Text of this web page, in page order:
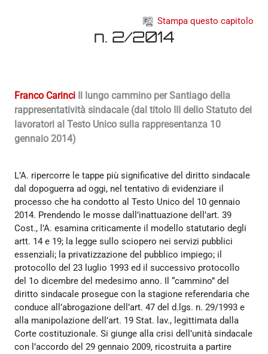
Stampa questo capitolo
n. 2/2014
Franco Carinci Il lungo cammino per Santiago della
rappresentatività sindacale (dal titolo III dello Statuto dei
lavoratori al Testo Unico sulla rappresentanza 10
gennaio 2014)
L’A. ripercorre le tappe più significative del diritto sindacale
dal dopoguerra ad oggi, nel tentativo di evidenziare il
processo che ha condotto al Testo Unico del 10 gennaio
2014. Prendendo le mosse dall’inattuazione dell’art. 39
Cost., l’A. esamina criticamente il modello statutario degli
artt. 14 e 19; la legge sullo sciopero nei servizi pubblici
essenziali; la privatizzazione del pubblico impiego; il
protocollo del 23 luglio 1993 ed il successivo protocollo
del 1o dicembre del medesimo anno. Il “cammino” del
diritto sindacale prosegue con la stagione referendaria che
conduce all’abrogazione dell’art. 47 del d.lgs. n. 29/1993 e
alla manipolazione dell’art. 19 Stat. lav., legittimata dalla
Corte costituzionale. Si giunge alla crisi dell’unità sindacale
con l’accordo del 29 gennaio 2009, ricostruita a partire